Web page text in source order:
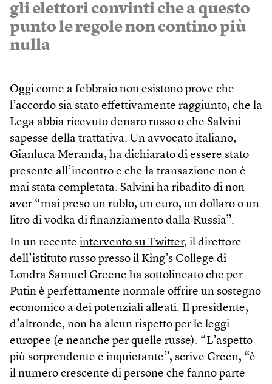
gli elettori convinti che a questo
punto le regole non contino più
nulla
Oggi come a febbraio non esistono prove che
l’accordo sia stato effettivamente raggiunto, che la
Lega abbia ricevuto denaro russo o che Salvini
sapesse della trattativa. Un avvocato italiano,
Gianluca Meranda, ha dichiarato di essere stato
presente all’incontro e che la transazione non è
mai stata completata. Salvini ha ribadito di non
aver “mai preso un rublo, un euro, un dollaro o un
litro di vodka di finanziamento dalla Russia”.
In un recente intervento su Twitter, il direttore
dell’istituto russo presso il King’s College di
Londra Samuel Greene ha sottolineato che per
Putin è perfettamente normale offrire un sostegno
economico a dei potenziali alleati. Il presidente,
d’altronde, non ha alcun rispetto per le leggi
europee (e neanche per quelle russe). “L’aspetto
più sorprendente e inquietante”, scrive Green, “è
il numero crescente di persone che fanno parte